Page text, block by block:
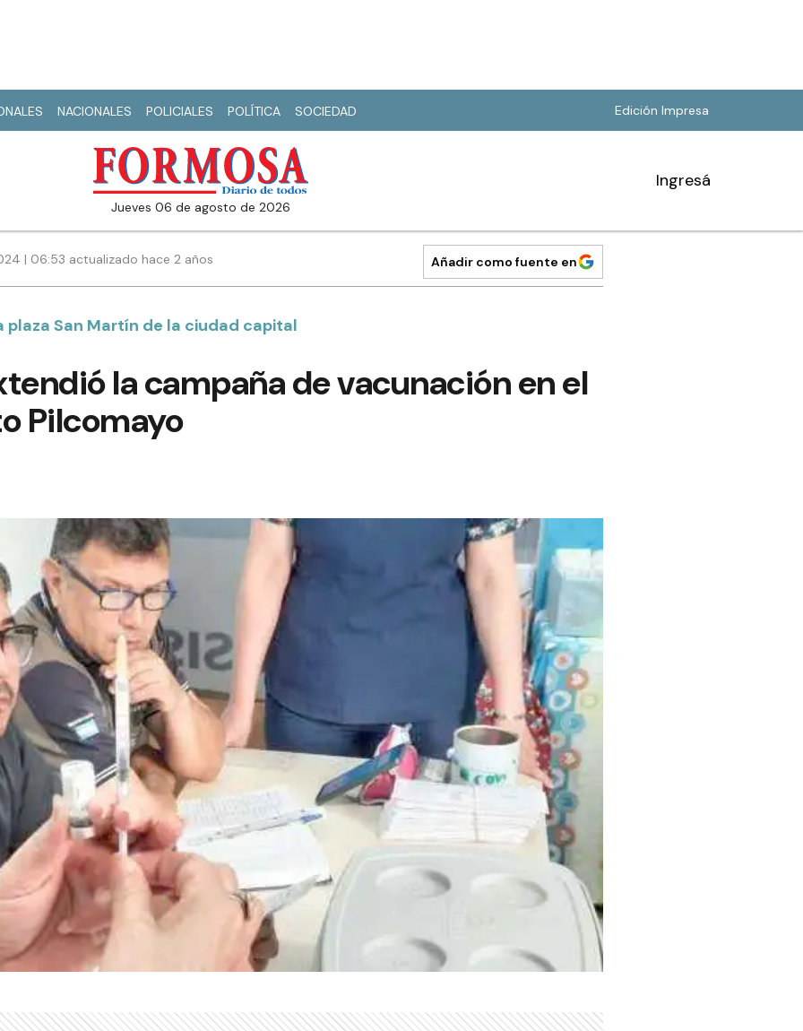
NACIONALES POLICIALES POLÍTICA SOCIEDAD Edición Impresa
jueves 06 de agosto de 2026
Ingresá
| 06:53 actualizado hace 2 años Añadir como fuente en
plaza San Martín de la ciudad capital
la campaña de vacunación en el
Pilcomayo